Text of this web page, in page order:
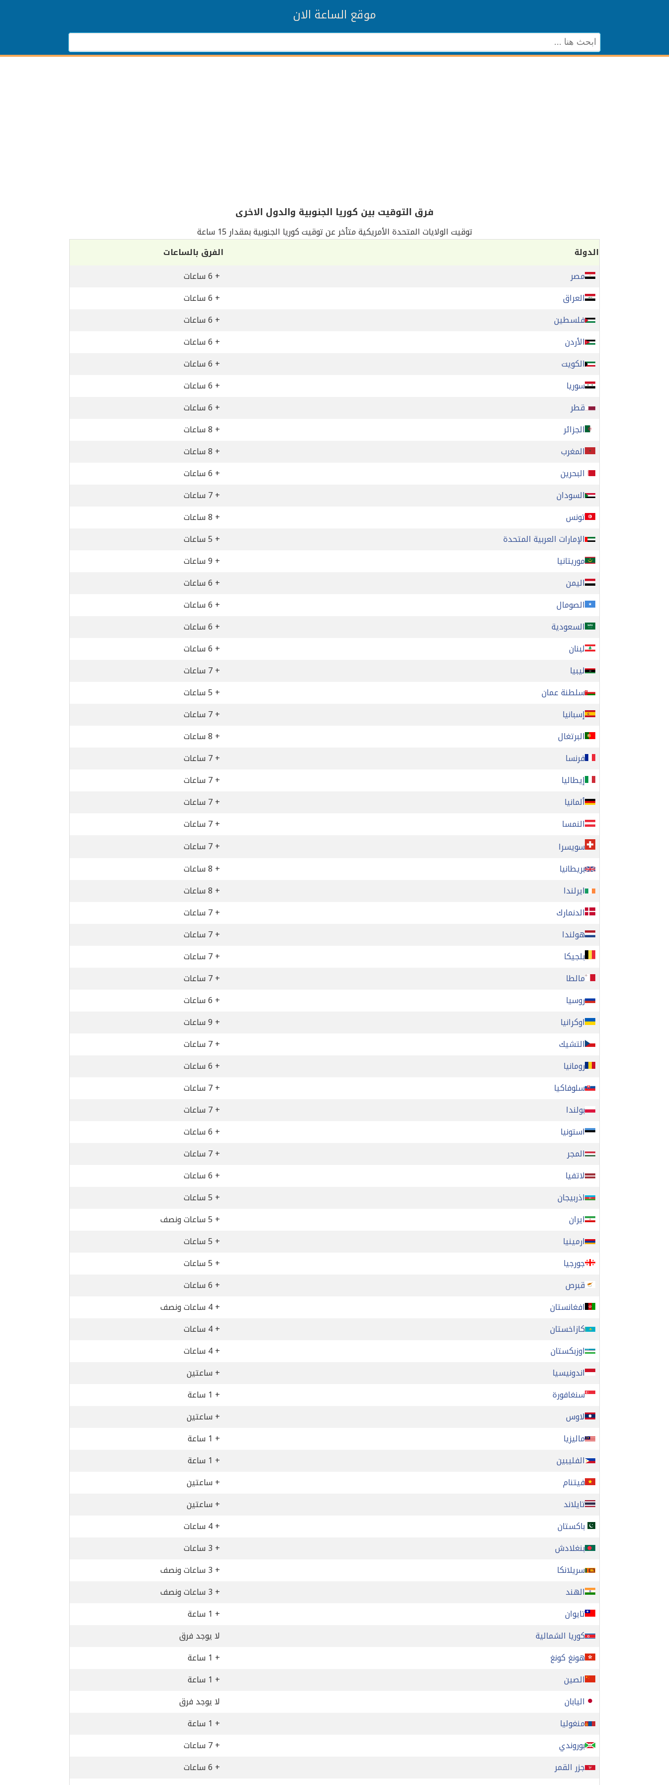
موقع الساعة الان
فرق التوقيت بين كوريا الجنوبية والدول الاخرى
توقيت الولايات المتحدة الأمريكية متأخر عن توقيت كوريا الجنوبية بمقدار 15 ساعة
الدولة
الفرق بالساعات
مصر
+ 6 ساعات
العراق
+ 6 ساعات
فلسطين
+ 6 ساعات
الأردن
+ 6 ساعات
الكويت
+ 6 ساعات
سوريا
+ 6 ساعات
قطر
+ 6 ساعات
الجزائر
+ 8 ساعات
المغرب
+ 8 ساعات
البحرين
+ 6 ساعات
السودان
+ 7 ساعات
تونس
+ 8 ساعات
الإمارات العربية المتحدة
+ 5 ساعات
موريتانيا
+ 9 ساعات
اليمن
+ 6 ساعات
الصومال
+ 6 ساعات
السعودية
+ 6 ساعات
لبنان
+ 6 ساعات
ليبيا
+ 7 ساعات
سلطنة عمان
+ 5 ساعات
إسبانيا
+ 7 ساعات
البرتغال
+ 8 ساعات
فرنسا
+ 7 ساعات
إيطاليا
+ 7 ساعات
ألمانيا
+ 7 ساعات
النمسا
+ 7 ساعات
سويسرا
+ 7 ساعات
بريطانيا
+ 8 ساعات
ايرلندا
+ 8 ساعات
الدنمارك
+ 7 ساعات
هولندا
+ 7 ساعات
بلجيكا
+ 7 ساعات
مالطا
+ 7 ساعات
روسيا
+ 6 ساعات
اوكرانيا
+ 9 ساعات
التشيك
+ 7 ساعات
رومانيا
+ 6 ساعات
سلوفاكيا
+ 7 ساعات
بولندا
+ 7 ساعات
استونيا
+ 6 ساعات
المجر
+ 7 ساعات
لاتفيا
+ 6 ساعات
اذربيجان
+ 5 ساعات
ايران
+ 5 ساعات ونصف
ارمينيا
+ 5 ساعات
جورجيا
+ 5 ساعات
قبرص
+ 6 ساعات
افغانستان
+ 4 ساعات ونصف
كازاخستان
+ 4 ساعات
اوزبكستان
+ 4 ساعات
اندونيسيا
+ ساعتين
سنغافورة
+ 1 ساعة
لاوس
+ ساعتين
ماليزيا
+ 1 ساعة
الفليبين
+ 1 ساعة
فيتنام
+ ساعتين
تايلاند
+ ساعتين
باكستان
+ 4 ساعات
بنغلادش
+ 3 ساعات
سريلانكا
+ 3 ساعات ونصف
الهند
+ 3 ساعات ونصف
تايوان
+ 1 ساعة
كوريا الشمالية
لا يوجد فرق
هونغ كونغ
+ 1 ساعة
الصين
+ 1 ساعة
اليابان
لا يوجد فرق
منغوليا
+ 1 ساعة
بوروندي
+ 7 ساعات
جزر القمر
+ 6 ساعات